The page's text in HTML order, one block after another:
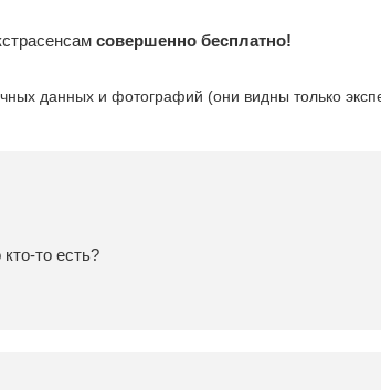
совершенно бесплатно!
данных и фотографий (они видны только
то есть?